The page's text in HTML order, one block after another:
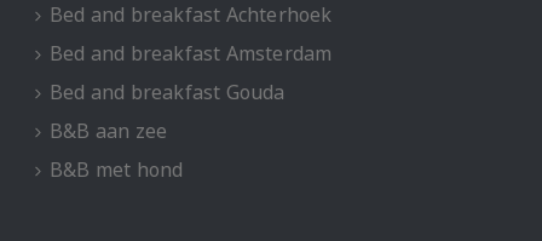
Bed and breakfast Achterhoek
Bed and breakfast Amsterdam
Bed and breakfast Gouda
B&B aan zee
B&B met hond